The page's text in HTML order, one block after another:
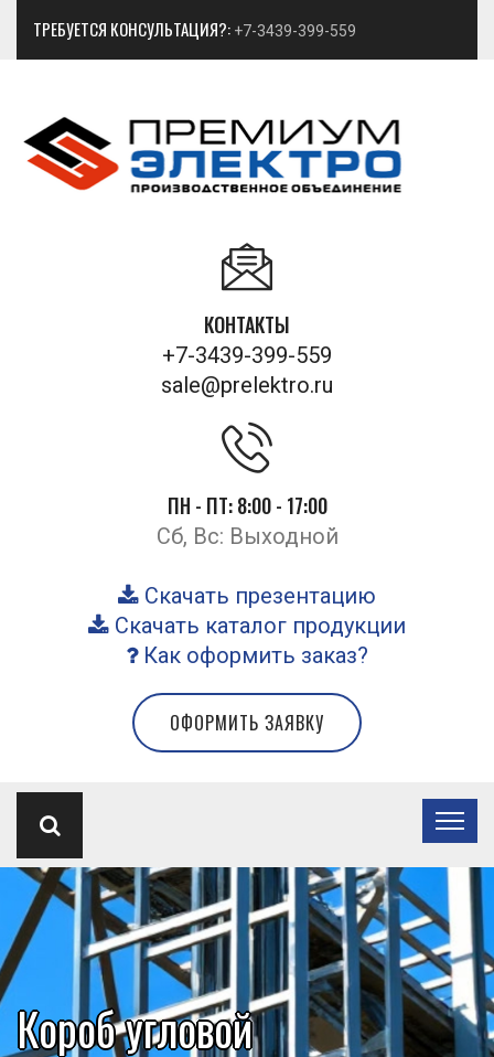
ТРЕБУЕТСЯ КОНСУЛЬТАЦИЯ?: +7-3439-399-559
КОНТАКТЫ
+7-3439-399-559
sale@prelektro.ru
ПН - ПТ: 8:00 - 17:00
Сб, Вс: Выходной
Скачать презентацию
Скачать каталог продукции
Как оформить заказ?
ОФОРМИТЬ ЗАЯВКУ
Короб угловой